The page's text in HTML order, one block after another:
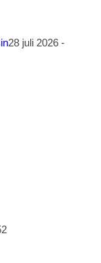
28 juli 2026 -